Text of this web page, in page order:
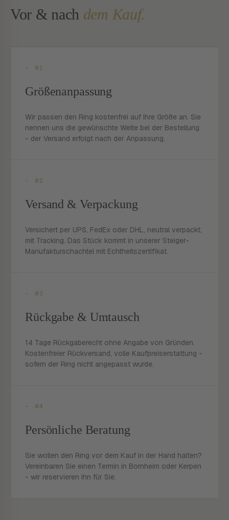
Vor & nach dem Kauf.
- 01
Größenanpassung
Wir passen den Ring kostenfrei auf Ihre Größe an. Sie
nennen uns die gewünschte Weite bei der Bestellung
- der Versand erfolgt nach der Anpassung.
- 02
Versand & Verpackung
Versichert per UPS, FedEx oder DHL, neutral verpackt,
mit Tracking. Das Stück kommt in unserer Steiger-
Manufakturschachtel mit Echtheitszertifikat.
- 03
Rückgabe & Umtausch
14 Tage Rückgaberecht ohne Angabe von Gründen.
Kostenfreier Rückversand, volle Kaufpreiserstattung -
sofern der Ring nicht angepasst wurde.
- 04
Persönliche Beratung
Sie wollen den Ring vor dem Kauf in der Hand halten?
Vereinbaren Sie einen Termin in Bornheim oder Kerpen
- wir reservieren ihn für Sie.